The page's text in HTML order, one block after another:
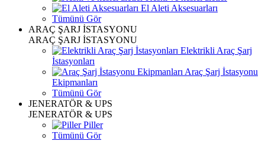
El Aleti Aksesuarları
Tümünü Gör
ARAÇ ŞARJ İSTASYONU
ARAÇ ŞARJ İSTASYONU
Elektrikli Araç Şarj
İstasyonları
Araç Şarj İstasyonu
Ekipmanları
Tümünü Gör
JENERATÖR & UPS
JENERATÖR & UPS
Piller
Tümünü Gör